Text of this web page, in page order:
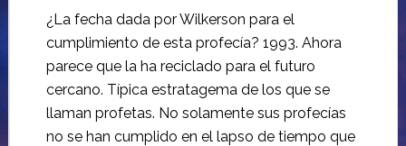
¿La fecha dada por Wilkerson para el
cumplimiento de esta profecía? 1993. Ahora
parece que la ha reciclado para el futuro
cercano. Típica estratagema de los que se
llaman profetas. No solamente sus profecías
no se han cumplido en el lapso de tiempo que